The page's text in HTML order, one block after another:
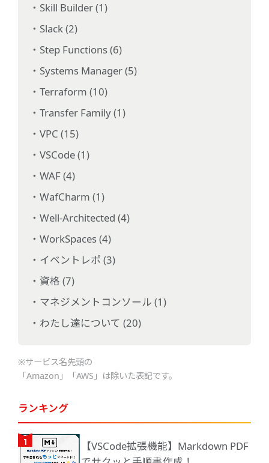
Skill Builder (1)
Slack (2)
Step Functions (6)
Systems Manager (5)
Terraform (10)
Transfer Family (1)
VPC (15)
VSCode (1)
WAF (4)
WafCharm (1)
Well-Architected (4)
WorkSpaces (4)
イベントレポ (3)
資格 (7)
マネジメントコンソール (1)
わたし達について (20)
※サービス名先頭の
「Amazon」「AWS」は除いた表記です。
ランキング
【VSCode拡張機能】Markdown PDF